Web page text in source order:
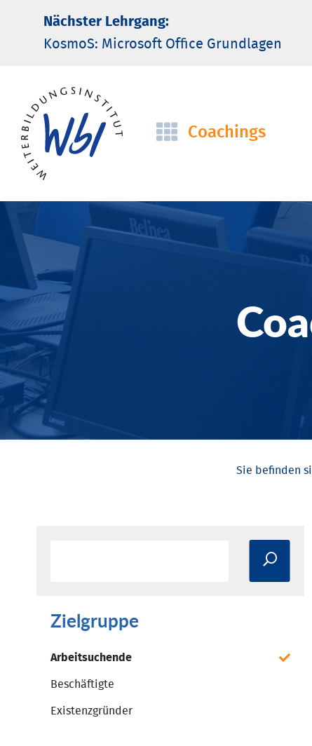
Nächster Lehrgang:
KosmoS: Microsoft Office Grund­lagen
Navigation
Coachings
Zielgruppe
Arbeitsuchende
Beschäftigte
Existenzgründer